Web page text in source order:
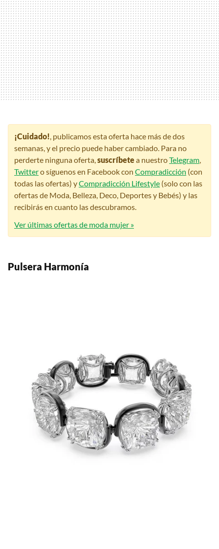
¡Cuidado!, publicamos esta oferta hace más de dos
semanas, y el precio puede haber cambiado. Para no
perderte ninguna oferta,suscríbetea nuestroTelegram,
Twittero síguenos en Facebook con Compradicción (con
todas las ofertas) yCompradicción Lifestyle (solo con las
ofertas de Moda, Belleza, Deco, Deportes y Bebés) y las
recibirás en cuanto las descubramos.
Ver últimas ofertas de moda mujer »
Pulsera Harmonía